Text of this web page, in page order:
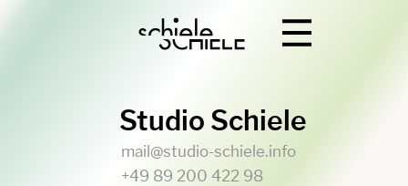
Studio Schiele
mail@studio-schiele.info
+49 89 200 422 98